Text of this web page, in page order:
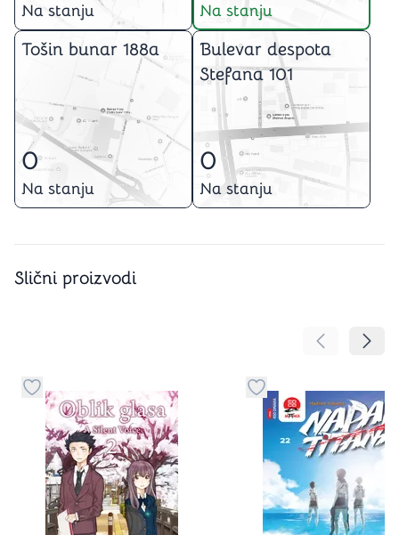
Na stanju Na stanju
Tošin bunar 188a
0
Na stanju
Bulevar despota
Stefana 101
0
Na stanju
Slični proizvodi
Pomeranje
Dugme za dodavanje stvari u kategoriju omiljeno
Dugme za dodavanje